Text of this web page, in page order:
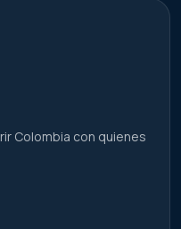
Colombia con quienes